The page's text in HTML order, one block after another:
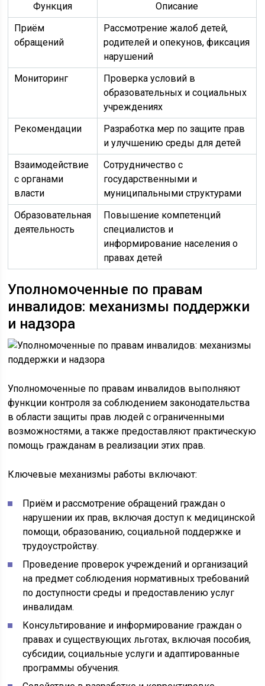
Функция
Описание
Приём
обращений
Рассмотрение жалоб детей,
родителей и опекунов, фиксация
нарушений
Мониторинг
Проверка условий в
образовательных и социальных
учреждениях
Рекомендации
Разработка мер по защите прав
и улучшению среды для детей
Взаимодействие
с органами
власти
Сотрудничество с
государственными и
муниципальными структурами
Образовательная
деятельность
Повышение компетенций
специалистов и
информирование населения о
правах детей
Уполномоченные по правам
инвалидов: механизмы поддержки
и надзора
Уполномоченные по правам инвалидов выполняют
функции контроля за соблюдением законодательства
в области защиты прав людей с ограниченными
возможностями, а также предоставляют практическую
помощь гражданам в реализации этих прав.
Ключевые механизмы работы включают:
Приём и рассмотрение обращений граждан о
нарушении их прав, включая доступ к медицинской
помощи, образованию, социальной поддержке и
трудоустройству.
Проведение проверок учреждений и организаций
на предмет соблюдения нормативных требований
по доступности среды и предоставлению услуг
инвалидам.
Консультирование и информирование граждан о
правах и существующих льготах, включая пособия,
субсидии, социальные услуги и адаптированные
программы обучения.